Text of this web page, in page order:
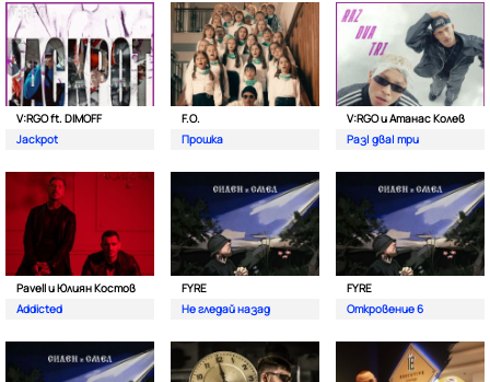
V:RGO ft. DIMOFF
Jackpot
F.O.
Прошка
V:RGO и Атанас Колев
Раз| два| три
Pavell и Юлиян Костов
Addicted
FYRE
Не гледай назад
FYRE
Откровение 6